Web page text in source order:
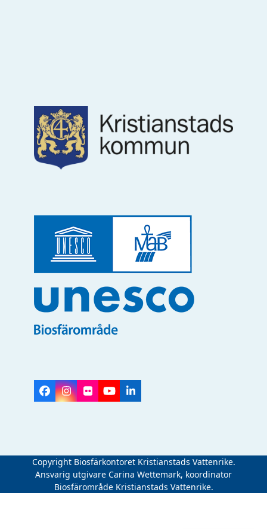
Facebook
Instagram
FlickrYouTubeLinkedIn
Copyright Biosfärkontoret Kristianstads Vattenrike.
Ansvarig utgivare Carina Wettemark, koordinator
Biosfärområde Kristianstads Vattenrike.